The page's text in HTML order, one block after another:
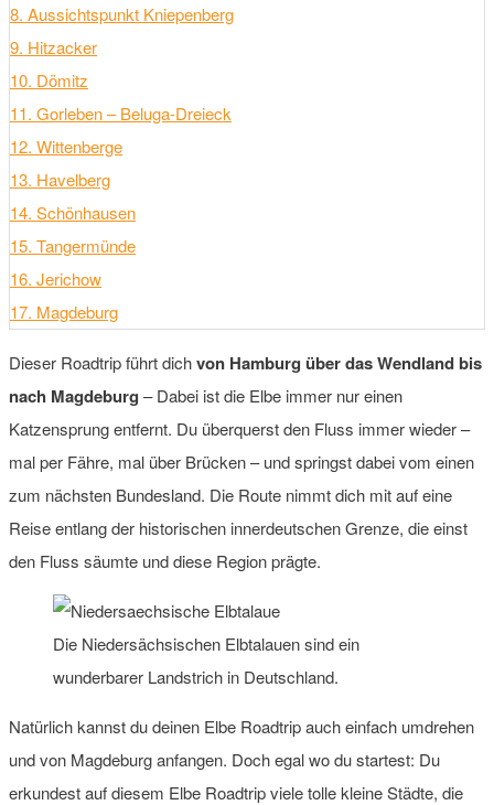
8. Aussichtspunkt Kniepenberg
9. Hitzacker
10. Dömitz
11. Gorleben – Beluga-Dreieck
12. Wittenberge
13. Havelberg
14. Schönhausen
15. Tangermünde
16. Jerichow
17. Magdeburg
Dieser Roadtrip führt dichvon Hamburg über das Wendland bis
nach Magdeburg – Dabei ist die Elbe immer nur einen
Katzensprung entfernt. Du überquerst den Fluss immer wieder –
mal per Fähre, mal über Brücken – und springst dabei vom einen
zum nächsten Bundesland. Die Route nimmt dich mit auf eine
Reise entlang der historischen innerdeutschen Grenze, die einst
den Fluss säumte und diese Region prägte.
Die Niedersächsischen Elbtalauen sind ein
wunderbarer Landstrich in Deutschland.
Natürlich kannst du deinen Elbe Roadtrip auch einfach umdrehen
und von Magdeburg anfangen. Doch egal wo du startest: Du
erkundest auf diesem Elbe Roadtrip viele tolle kleine Städte, die